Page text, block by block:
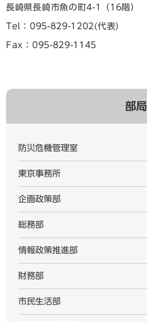
長崎県長崎市魚の町4-1（16階）
Tel：095-829-1202 代表
Fax：095-829-1145
部局
防災危機管理室
東京事務所
企画政策部
総務部
情報政策推進部
財務部
市民生活部